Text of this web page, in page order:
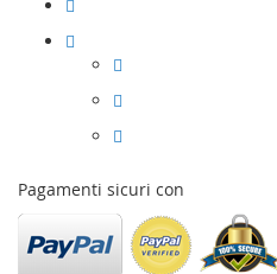
Pagamenti sicuri con